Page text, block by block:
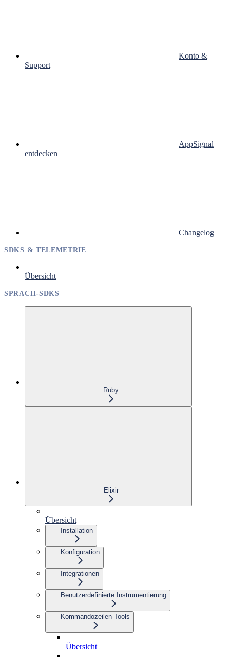
Konto &
Support
AppSignal
entdecken
Changelog
SDKS & TELEMETRIE
Übersicht
SPRACH-SDKS
Ruby
Elixir
Übersicht
Installation
Konfiguration
Integrationen
Benutzerdefinierte Instrumentierung
Kommandozeilen-Tools
Übersicht